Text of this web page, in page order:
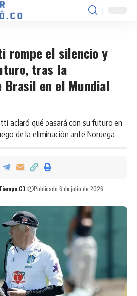
rompe el silencio y
tras la
Brasil en el Mundial
aclaró qué pasará con su futuro en
de la eliminación ante Noruega.
Publicado 6 de julio de 2026